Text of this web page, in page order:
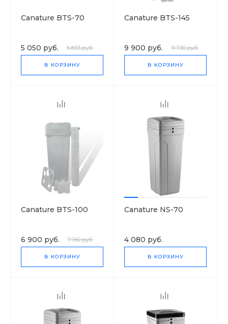
Canature BTS-70
5 050 руб. 5 833 руб.
В КОРЗИНУ
Canature BTS-145
9 900 руб. 11 730 руб.
В КОРЗИНУ
Canature BTS-100
6 900 руб. 7 150 руб.
В КОРЗИНУ
Canature NS-70
4 080 руб.
В КОРЗИНУ